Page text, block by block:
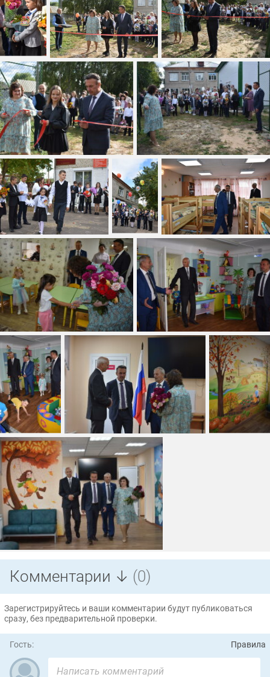
Комментарии ↓ (0)
Зарегистрируйтесь и ваши комментарии будут публиковаться
сразу, без предварительной проверки.
Гость: Правила